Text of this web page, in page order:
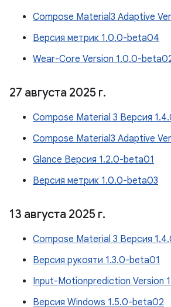
Compose Material3 Adaptive
Версия метрик 1.0.0-beta04
Wear-Core Version 1.0.0-
27 августа 2025 г.
Compose Material 3 Версия
Compose Material3 Adaptive
Glance Версия 1.2.0-beta01
Версия метрик 1.0.0-beta03
13 августа 2025 г.
Compose Material 3 Версия
Версия рукояти 1.3.0-beta01
Input-Motionprediction Version
Версия Windows 1.5.0-beta02